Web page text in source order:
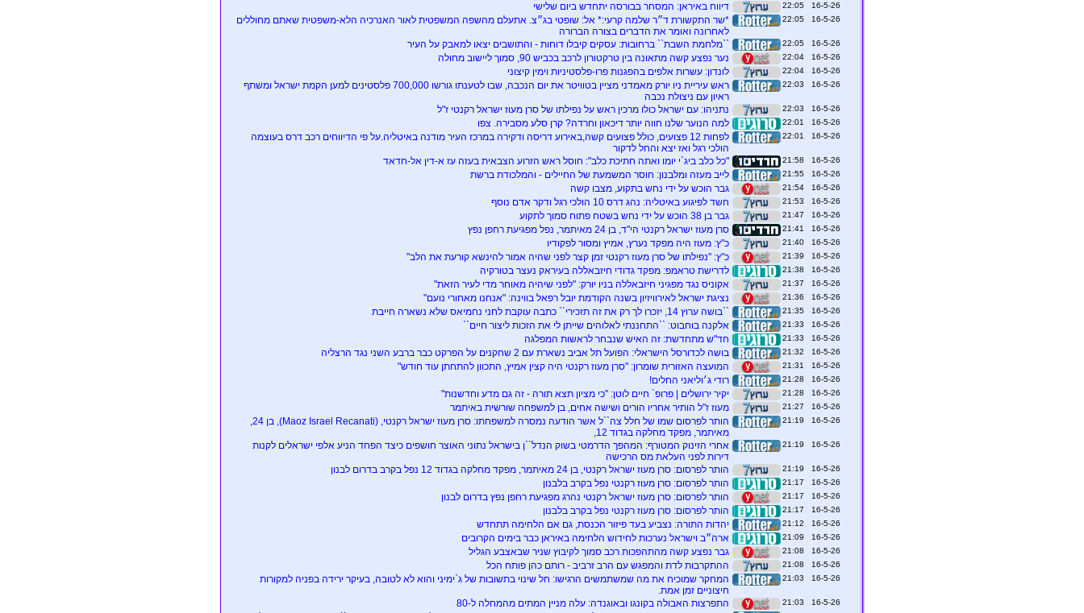
16-5-26 22:05 דיווח באיראן: המסחר בבורסה יתחדש ביום שלישי
16-5-26 22:05
*שר התקשורת ד״ר שלמה קרעי:* אל: שופטי בג״צ. אתעלם מהשפה המשפטית לאור האנרכיה הלא-משפטית שאתם מחוללים
לאחרונה ואומר את הדברים בצורה הברורה
16-5-26 22:05 ``מלחמת השבת`` ברחובות: עסקים קיבלו דוחות - והתושבים יצאו למאבק על העיר
16-5-26 22:04 נער נפצע קשה מתאונה בין טרקטורון לרכב בכביש 90, סמוך ליישוב מחולה
16-5-26 22:04 לונדון: עשרות אלפים בהפגנות פרו-פלסטיניות וימין קיצוני
16-5-26 22:03
ראש עיריית ניו יורק מאמדני מציין בטוויטר את יום הנכבה, שבו לטענתו גורשו 700,000 פלסטינים למען הקמת ישראל ומשתף
ראיון עם ניצולת נכבה
16-5-26 22:03 נתניהו: עם ישראל כולו מרכין ראש על נפילתו של סרן מעוז ישראל רקנטי ז"ל
16-5-26 22:01 למה הנוער שלנו חווה יותר דיכאון וחרדה? קרן סלע מסבירה. צפו
16-5-26 22:01
לפחות 12 פצועים, כולל פצועים קשה,באירוע דריסה ודקירה במרכז העיר מודנה באיטליה.על פי הדיווחים רכב דרס בעוצמה
הולכי רגל ואז יצא והחל לדקור
16-5-26 21:58 "כל כלב ביג`י יומו ואתה חתיכת כלב": חוסל ראש הזרוע הצבאית בעזה עז א-דין אל-חדאד
16-5-26 21:55 לייב מעזה ומלבנון: חוסר המשמעת של החיילים - והמלכודת ברשת
16-5-26 21:54 גבר הוכש על ידי נחש בתקוע, מצבו קשה
16-5-26 21:53 חשד לפיגוע באיטליה: נהג דרס 10 הולכי רגל ודקר אדם נוסף
16-5-26 21:47 גבר בן 38 הוכש על ידי נחש בשטח פתוח סמוך לתקוע
16-5-26 21:41 סרן מעוז ישראל רקנטי הי"ד, בן 24 מאיתמר, נפל מפגיעת רחפן נפץ
16-5-26 21:40 כ"ץ: מעוז היה מפקד נערץ, אמיץ ומסור לפקודיו
16-5-26 21:39 כ"ץ: "נפילתו של סרן מעוז רקנטי זמן קצר לפני שהיה אמור להינשא קורעת את הלב"
16-5-26 21:38 לדרישת טראמפ: מפקד גדודי חיזבאללה בעיראק נעצר בטורקיה
16-5-26 21:37 אקוניס נגד מפגיני חיזבאללה בניו יורק: "לפני שיהיה מאוחר מדי לעיר הזאת"
16-5-26 21:36 נציגת ישראל לאירוויזיון בשנה הקודמת יובל רפאל בווינה: "אנחנו מאחורי נועם"
16-5-26 21:35 ‏``בושה ערוץ 14, יזכרו לך רק את זה תזכירי`` כתבה עוקבת לחני נחמיאס שלא נשארה חייבת
16-5-26 21:33 אלקנה בוחבוט: ``התחננתי לאלוהים שייתן לי את הזכות ליצור חיים``
16-5-26 21:33 חד"ש מתחדשת: זה האיש שנבחר לראשות המפלגה
16-5-26 21:32 בושה לכדורסל הישראלי: הפועל תל אביב נשארת עם 2 שחקנים על הפרקט כבר ברבע השני נגד הרצליה
16-5-26 21:31 המועצה האזורית שומרון: "סרן מעוז רקנטי היה קצין אמיץ, התכוון להתחתן עוד חודש"
16-5-26 21:28 רודי ג׳וליאני החלים!
16-5-26 21:28 יקיר ירושלים | פרופ` חיים לוטן: "כי מציון תצא תורה - זה גם מדע וחדשנות"
16-5-26 21:27 מעוז ז"ל הותיר אחריו הורים ושישה אחים, בן למשפחה שורשית באיתמר
16-5-26 21:19
הותר לפרסום שמו של חלל צה``ל אשר הודעה נמסרה למשפחתו: סרן מעוז ישראל רקנטי, (Maoz Israel Recanati), בן 24,
מאיתמר, מפקד מחלקה בגדוד 12,
16-5-26 21:19
אחרי הזינוק המטורף: המהפך הדרמטי בשוק הנדל``ן בישראל נתוני האוצר חושפים כיצד הפחד הניע אלפי ישראלים לקנות
דירות לפני העלאת מס הרכישה
16-5-26 21:19 הותר לפרסום: סרן מעוז ישראל רקנטי, בן 24 מאיתמר, מפקד מחלקה בגדוד 12 נפל בקרב בדרום לבנון
16-5-26 21:17 הותר לפרסום: סרן מעוז רקנטי נפל בקרב בלבנון
16-5-26 21:17 הותר לפרסום: סרן מעוז ישראל רקנטי נהרג מפגיעת רחפן נפץ בדרום לבנון
16-5-26 21:17 הותר לפרסום: סרן מעוז רקנטי נפל בקרב בלבנון
16-5-26 21:12 יהדות התורה: נצביע בעד פיזור הכנסת, גם אם הלחימה תתחדש
16-5-26 21:09 ארה״ב וישראל נערכות לחידוש הלחימה באיראן כבר בימים הקרובים
16-5-26 21:08 גבר נפצע קשה מהתהפכות רכב סמוך לקיבוץ שניר שבאצבע הגליל
16-5-26 21:08 ההתקרבות לדת והמפגש עם הרב זרביב - רותם כהן פותח הכל
16-5-26 21:03
המחקר שמוכיח את מה שמשתמשים הרגישו: חל שינוי בתשובות של ג`ימיני והוא לא לטובה, בעיקר ירידה בפניה למקורות
חיצוניים זמן אמת.
16-5-26 21:03 התפרצות האבולה בקונגו ובאוגנדה: עלה מניין המתים מהמחלה ל-80